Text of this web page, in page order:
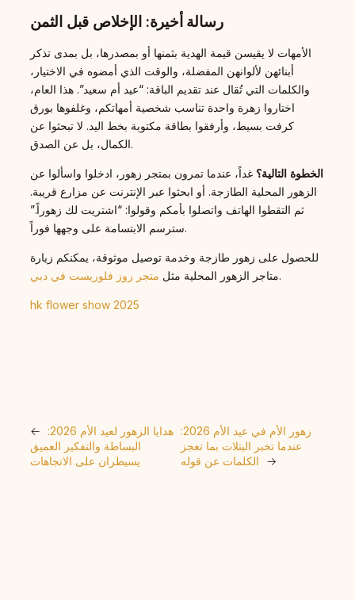
رسالة أخيرة: الإخلاص قبل الثمن
الأمهات لا يقيسن قيمة الهدية بثمنها أو بمصدرها، بل بمدى تذكر
أبنائهن لألوانهن المفضلة، والوقت الذي أمضوه في الاختيار،
والكلمات التي تُقال عند تقديم الباقة: “عيد أم سعيد”. هذا العام،
اختاروا زهرة واحدة تناسب شخصية أمهاتكم، وغلفوها بورق
كرفت بسيط، وأرفقوا بطاقة مكتوبة بخط اليد. لا تبحثوا عن
الكمال، بل عن الصدق.
الخطوة التالية؟ غداً، عندما تمرون بمتجر زهور، ادخلوا واسألوا عن
الزهور المحلية الطازجة. أو ابحثوا عبر الإنترنت عن مزارع قريبة.
ثم التقطوا الهاتف واتصلوا بأمكم وقولوا: “اشتريت لك زهوراً.”
سترسم الابتسامة على وجهها فوراً.
للحصول على زهور طازجة وخدمة توصيل موثوقة، يمكنكم زيارة
متاجر الزهور المحلية مثل متجر روز فلوريست في دبي .
hk flower show 2025
←
هدايا الزهور لعيد الأم 2026:
البساطة والتفكير العميق
يسيطران على الاتجاهات
زهور الأم في عيد الأم 2026:
عندما تخبر البتلات بما تعجز
الكلمات عن قوله
→